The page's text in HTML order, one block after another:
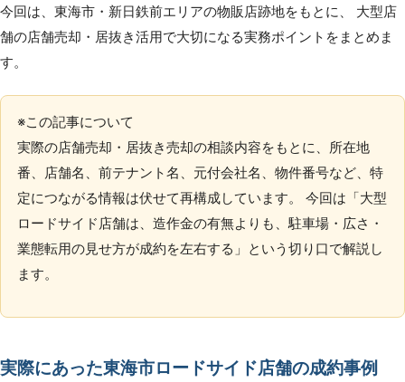
今回は、東海市・新日鉄前エリアの物販店跡地をもとに、 大型店
舗の店舗売却・居抜き活用で大切になる実務ポイントをまとめま
す。
※この記事について
実際の店舗売却・居抜き売却の相談内容をもとに、所在地
番、店舗名、前テナント名、元付会社名、物件番号など、特
定につながる情報は伏せて再構成しています。 今回は「大型
ロードサイド店舗は、造作金の有無よりも、駐車場・広さ・
業態転用の見せ方が成約を左右する」という切り口で解説し
ます。
実際にあった東海市ロードサイド店舗の成約事例